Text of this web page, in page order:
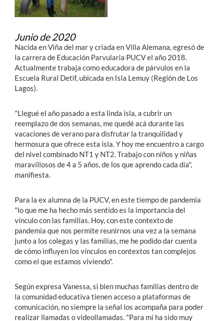
Junio de 2020
Nacida en Viña del mar y criada en Villa Alemana, egresó de
la carrera de Educación Parvularia PUCV el año 2018.
Actualmente trabaja como educadora de párvulos en la
Escuela Rural Detif, ubicada en Isla Lemuy (Región de Los
Lagos).
"Llegué el año pasado a esta linda isla, a cubrir un
reemplazo de dos semanas, me quedé acá durante las
vacaciones de verano para disfrutar la tranquilidad y
hermosura que ofrece esta isla. Y hoy me encuentro a cargo
del nivel combinado NT1 y NT2. Trabajo con niños y niñas
maravillosos de 4 a 5 años, de los que aprendo cada día",
manifiesta.
Para la ex alumna de la PUCV, en este tiempo de pandemia
"lo que me ha hecho más sentido es la importancia del
vínculo con las familias. Hoy, con este contexto de
pandemia que nos permite reunirnos una vez a la semana
junto a los colegas y las familias, me he podido dar cuenta
de cómo influyen los vínculos en contextos tan complejos
como el que estamos viviendo".
Según expresa Vanessa, si bien muchas familias dentro de
la comunidad educativa tienen acceso a plataformas de
comunicación, no siempre la señal los acompaña para poder
realizar llamadas o videollamadas. "Para mí ha sido muy